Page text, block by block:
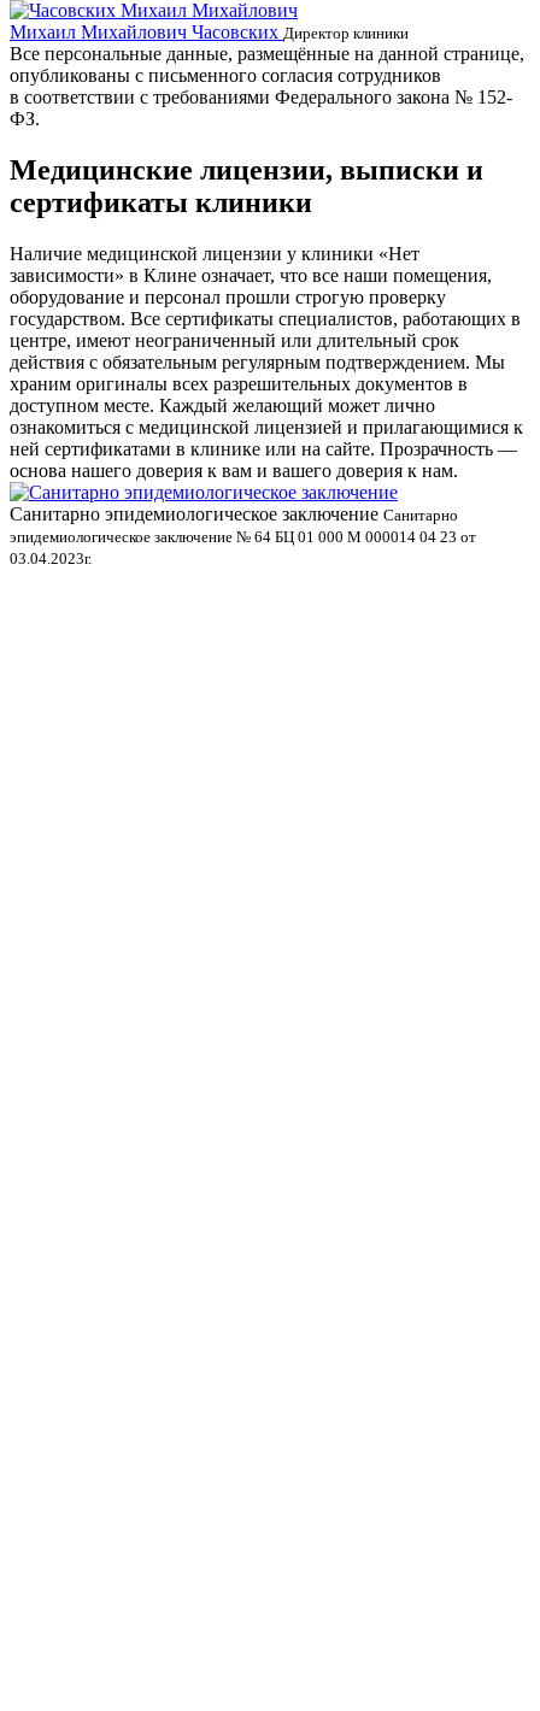
Михаил Михайлович Часовских Директор клиники
Все персональные данные, размещённые на данной странице,
опубликованы с письменного согласия сотрудников
в соответствии с требованиями Федерального закона № 152-
ФЗ.
Медицинские лицензии, выписки и
сертификаты клиники
Наличие медицинской лицензии у клиники «Нет
зависимости» в Клине означает, что все наши помещения,
оборудование и персонал прошли строгую проверку
государством. Все сертификаты специалистов, работающих в
центре, имеют неограниченный или длительный срок
действия с обязательным регулярным подтверждением. Мы
храним оригиналы всех разрешительных документов в
доступном месте. Каждый желающий может лично
ознакомиться с медицинской лицензией и прилагающимися к
ней сертификатами в клинике или на сайте. Прозрачность —
основа нашего доверия к вам и вашего доверия к нам.
Санитарно эпидемиологическое заключение Санитарно
эпидемиологическое заключение № 64 БЦ 01 000 М 000014 04 23 от
03.04.2023г.